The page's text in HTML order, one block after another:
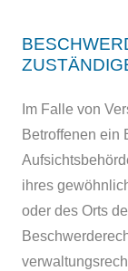
Im Falle von
Betroffenen ein
ihres
oder des Orts